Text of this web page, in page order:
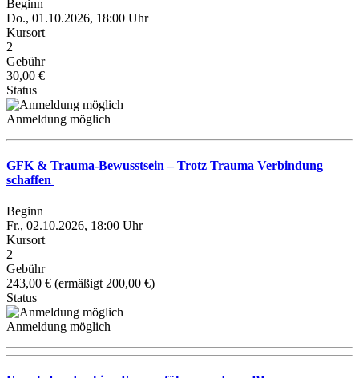
Beginn
Do., 01.10.2026, 18:00 Uhr
Kursort
2
Gebühr
30,00 €
Status
Anmeldung möglich
GFK & Trauma-Bewusstsein – Trotz Trauma Verbindung
schaffen
Beginn
Fr., 02.10.2026, 18:00 Uhr
Kursort
2
Gebühr
243,00 € (ermäßigt 200,00 €)
Status
Anmeldung möglich